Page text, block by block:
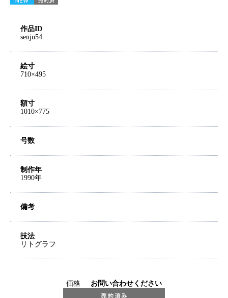
作品ID
senju54
絵寸
710×495
額寸
1010×775
号数
制作年
1990年
備考
技法
リトグラフ
価格 お問い合わせください